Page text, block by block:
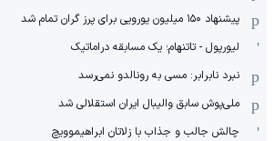
پیشنهاد ۱۵۰ میلیون یورویی برای پرز گران تمام شد
لیورپول - تاتنهام؛ یک مسابقه دراماتیک
نبرد نابرابر: مسی به رونالدو نمی‌رسد
ملی‌پوش سابق والیبال ایران استقلالی شد
چالش جالب و جذاب با زلاتان ابراهیموویچ